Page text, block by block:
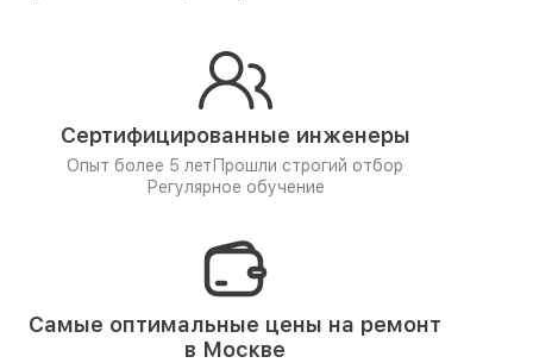
Сертифицированные инженеры
Опыт более 5 лет Прошли строгий отбор
Регулярное обучение
Самые оптимальные цены на ремонт
в Москве